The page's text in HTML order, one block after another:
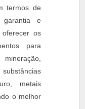
termos de
garantia e
oferecer os
para
metais
o melhor